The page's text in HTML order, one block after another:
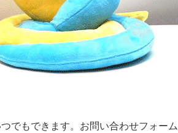
でもできます。 お問い合わせフォーム